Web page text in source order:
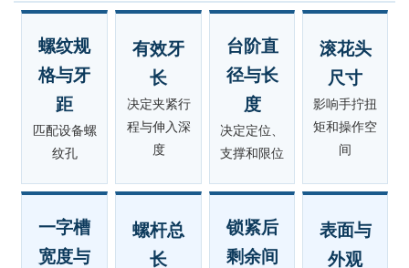
螺纹规
格与牙
距
匹配设备螺
纹孔
有效牙
长
决定夹紧行
程与伸入深
度
台阶直
径与长
度
决定定位、
支撑和限位
滚花头
尺寸
影响手拧扭
矩和操作空
间
一字槽
宽度与
螺杆总
长
锁紧后
剩余间
表面与
外观